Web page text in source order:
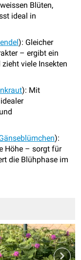
Blüten,
ideal in
): Gleicher
– ergibt ein
viele Insekten
): Mit
):
Höhe – sorgt für
die Blühphase im